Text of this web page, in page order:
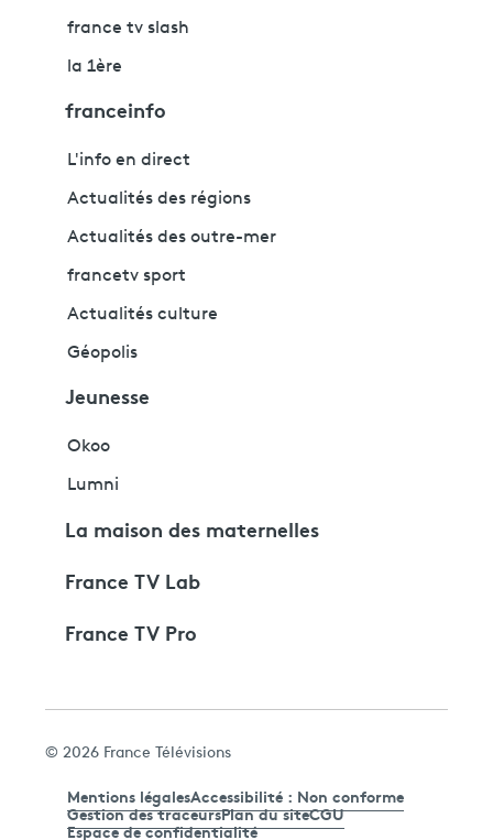
france tv slash
la 1ère
franceinfo
L'info en direct
Actualités des régions
Actualités des outre-mer
francetv sport
Actualités culture
Géopolis
Jeunesse
Okoo
Lumni
La maison des maternelles
France TV Lab
France TV Pro
© 2026 France Télévisions
Mentions légalesAccessibilité : Non conforme
Gestion des traceursPlan du siteCGU
Espace de confidentialité